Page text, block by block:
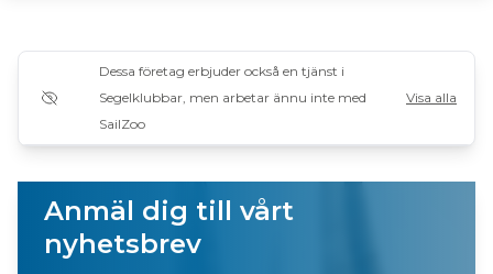
Dessa företag erbjuder också en tjänst i
Segelklubbar, men arbetar ännu inte med
SailZoo
Visa alla
Anmäl dig till vårt
nyhetsbrev